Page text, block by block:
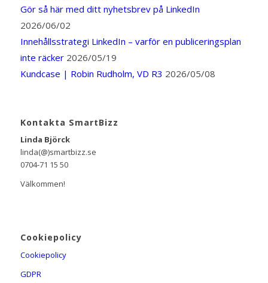
Gör så här med ditt nyhetsbrev på LinkedIn
2026/06/02
Innehållsstrategi LinkedIn – varför en publiceringsplan
inte räcker 2026/05/19
Kundcase | Robin Rudholm, VD R3 2026/05/08
Kontakta SmartBizz
Linda Björck
linda(@)smartbizz.se
0704-71 15 50
Välkommen!
Cookiepolicy
Cookiepolicy
GDPR